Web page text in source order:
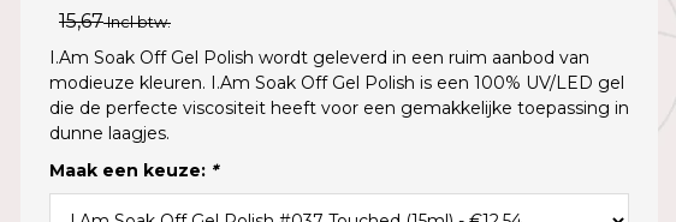
15,67Incl btw.
I.Am Soak Off Gel Polish wordt geleverd in een ruim aanbod van
modieuze kleuren. I.Am Soak Off Gel Polish is een 100% UV/LED gel
die de perfecte viscositeit heeft voor een gemakkelijke toepassing in
dunne laagjes.
Maak een keuze: *